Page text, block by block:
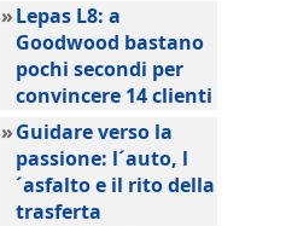
»Lepas L8: a
Goodwood bastano
pochi secondi per
convincere 14 clienti
»Guidare verso la
passione: l´auto, l
´asfalto e il rito della
trasferta